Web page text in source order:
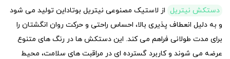
دستکش نیتریل از لاستیک مصنوعی نیتریل بوتاداین تولید می شود
و به دلیل انعطاف پذیری بالا، احساس راحتی و حرکت روان انگشتان را
برای مدت طولانی فراهم می کند. این دستکش ها در رنگ های متنوع
عرضه می شوند و کاربرد گسترده ای در مراقبت های سلامت، محیط